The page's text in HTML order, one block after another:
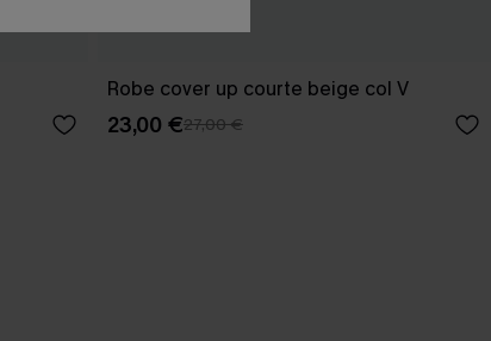
Robe cover up courte beige col V
23,00 €27,00 €